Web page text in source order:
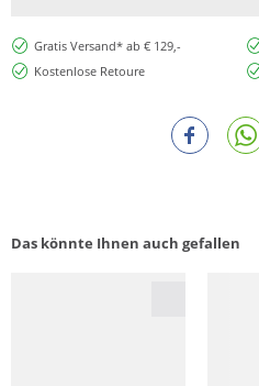
Gratis Versand* ab € 129,-
Kostenlose Retoure
Das könnte Ihnen auch gefallen